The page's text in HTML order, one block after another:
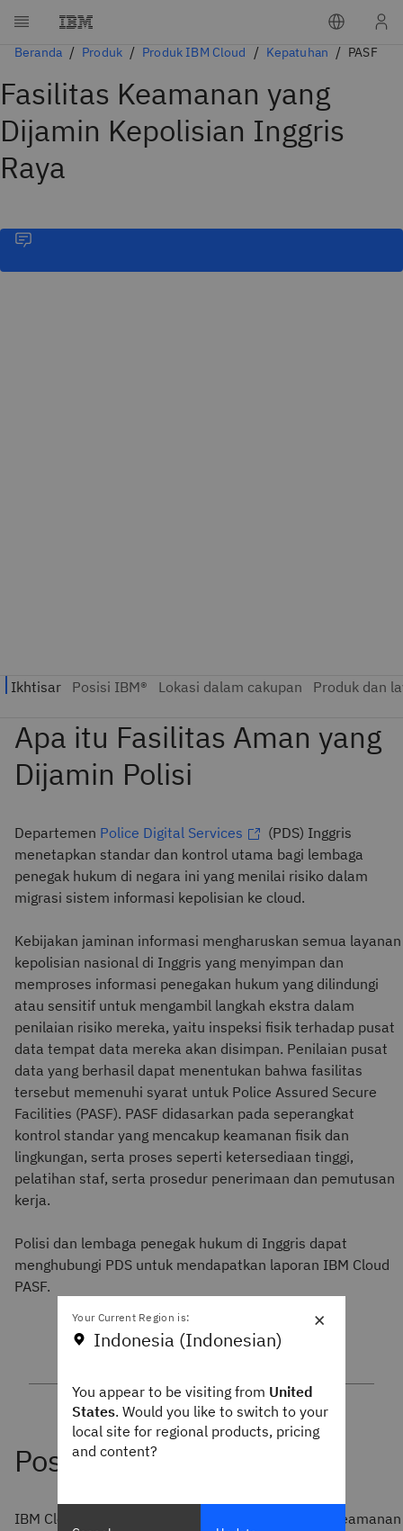
Beranda Produk Produk IBM Cloud Kepatuhan PASF
Fasilitas Keamanan yang
Dijamin Kepolisian Inggris
Raya
Departemen Police Digital Services
(PDS) Inggris
menetapkan standar dan kontrol utama bagi lembaga
penegak hukum di negara ini yang menilai risiko dalam
migrasi sistem informasi kepolisian ke cloud.
Kebijakan jaminan informasi mengharuskan semua layanan
kepolisian nasional di Inggris yang menyimpan dan
memproses informasi penegakan hukum yang dilindungi
atau sensitif untuk mengambil langkah ekstra dalam
penilaian risiko mereka, yaitu inspeksi fisik terhadap pusat
data tempat data mereka akan disimpan. Penilaian pusat
data yang berhasil dapat menentukan bahwa fasilitas
tersebut memenuhi syarat untuk Police Assured Secure
Facilities (PASF). PASF didasarkan pada seperangkat
kontrol standar yang mencakup keamanan fisik dan
lingkungan, serta proses seperti ketersediaan tinggi,
pelatihan staf, serta prosedur penerimaan dan pemutusan
kerja.
Polisi dan lembaga penegak hukum di Inggris dapat
menghubungi PDS untuk mendapatkan laporan IBM Cloud
PASF.
IBM Cloud telah berhasil memenuhi persyaratan keamanan
×
Your Current Region is:
Indonesia (Indonesian)
You appear to be visiting from United
States. Would you like to switch to your
local site for regional products, pricing
and content?